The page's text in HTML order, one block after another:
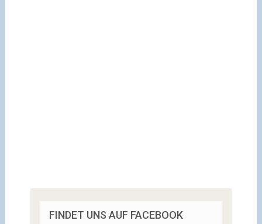
FINDET UNS AUF FACEBOOK